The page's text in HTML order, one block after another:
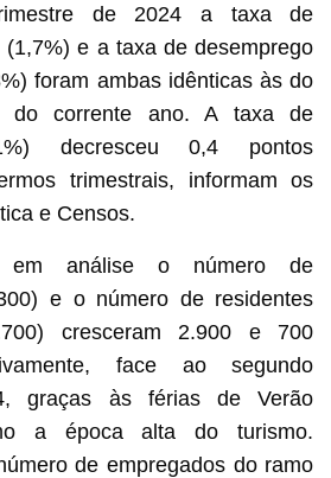
de 2024 a taxa de
(1,7%) e a taxa de desemprego
foram ambas idênticas às do
do corrente ano. A taxa de
decresceu 0,4 pontos
trimestrais, informam os
e Censos.
em análise o número de
e o número de residentes
cresceram 2.900 e 700
face ao segundo
graças às férias de Verão
a época alta do turismo.
de empregados do ramo